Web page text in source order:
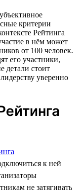
критерии
Рейтинга
в нём может
от 100 человек.
его участники,
детали стоит
уверенно
к ней
не затягивать